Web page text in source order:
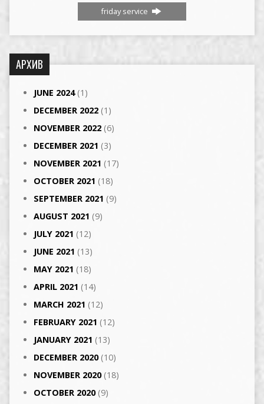
friday service
АРХИВ
JUNE 2024(1)
DECEMBER 2022 (1)
NOVEMBER 2022 (6)
DECEMBER 2021 (3)
NOVEMBER 2021 (17)
OCTOBER 2021 (18)
SEPTEMBER 2021 (9)
AUGUST 2021 (9)
JULY 2021 (12)
JUNE 2021 (13)
MAY 2021 (18)
APRIL 2021 (14)
MARCH 2021 (12)
FEBRUARY 2021 (12)
JANUARY 2021 (13)
DECEMBER 2020(10)
NOVEMBER 2020(18)
OCTOBER 2020(9)